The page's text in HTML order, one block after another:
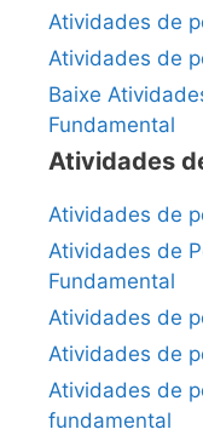
Atividades de
Atividades de
Baixe
Fundamental
Atividades
Atividades de
Atividades de
Fundamental
Atividades de
Atividades de
Atividades de
fundamental